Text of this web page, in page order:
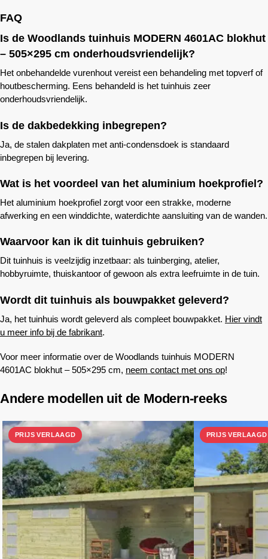
FAQ
Is de Woodlands tuinhuis MODERN 4601AC blokhut
– 505×295 cm onderhoudsvriendelijk?
Het onbehandelde vurenhout vereist een behandeling met topverf of
houtbescherming. Eens behandeld is het tuinhuis zeer
onderhoudsvriendelijk.
Is de dakbedekking inbegrepen?
Ja, de stalen dakplaten met anti-condensdoek is standaard
inbegrepen bij levering.
Wat is het voordeel van het aluminium hoekprofiel?
Het aluminium hoekprofiel zorgt voor een strakke, moderne
afwerking en een winddichte, waterdichte aansluiting van de wanden.
Waarvoor kan ik dit tuinhuis gebruiken?
Dit tuinhuis is veelzijdig inzetbaar: als tuinberging, atelier,
hobbyruimte, thuiskantoor of gewoon als extra leefruimte in de tuin.
Wordt dit tuinhuis als bouwpakket geleverd?
Ja, het tuinhuis wordt geleverd als compleet bouwpakket. Hier vindt
u meer info bij de fabrikant.
Voor meer informatie over de Woodlands tuinhuis MODERN
4601AC blokhut – 505×295 cm, neem contact met ons op!
Andere modellen uit de Modern-reeks